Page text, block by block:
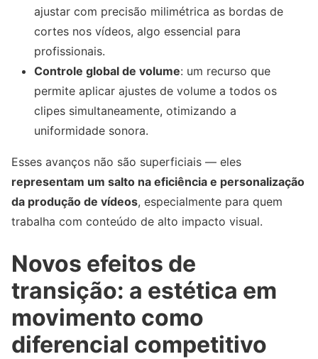
ajustar com precisão milimétrica as bordas de
cortes nos vídeos, algo essencial para
profissionais.
Controle global de volume: um recurso que
permite aplicar ajustes de volume a todos os
clipes simultaneamente, otimizando a
uniformidade sonora.
Esses avanços não são superficiais — eles
representam um salto na eficiência e personalização
da produção de vídeos, especialmente para quem
trabalha com conteúdo de alto impacto visual.
Novos efeitos de
transição: a estética em
movimento como
diferencial competitivo